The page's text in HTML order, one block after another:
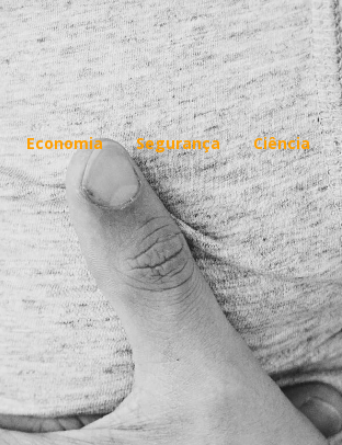
Economia Segurança Ciência